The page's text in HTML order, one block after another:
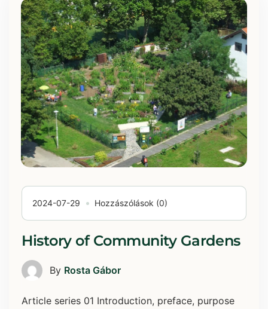
2024-07-29 Hozzászólások (0)
History of Community Gardens
By Rosta Gábor
Article series 01 Introduction, preface, purpose